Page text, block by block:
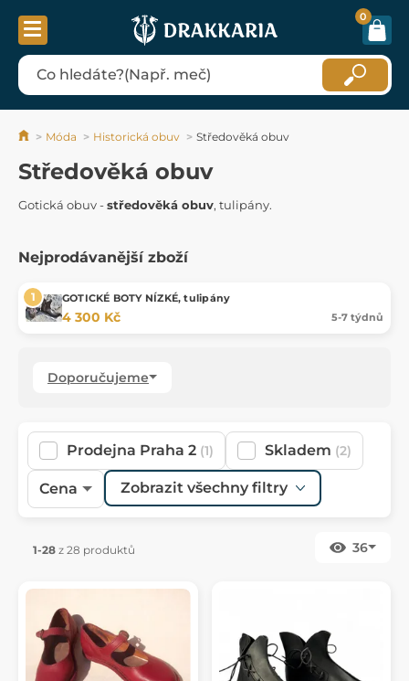
0
Móda Historická obuv Středověká obuv
Středověká obuv
Gotická obuv -středověká obuv, tulipány.
Nejprodávanější zboží
GOTICKÉ BOTY NÍZKÉ, tulipány
4 300 Kč 5-7 týdnů
Doporučujeme
Prodejna Praha 2 (1) Skladem (2)
Cena Zobrazit všechny filtry
1-28 z 28 produktů 36